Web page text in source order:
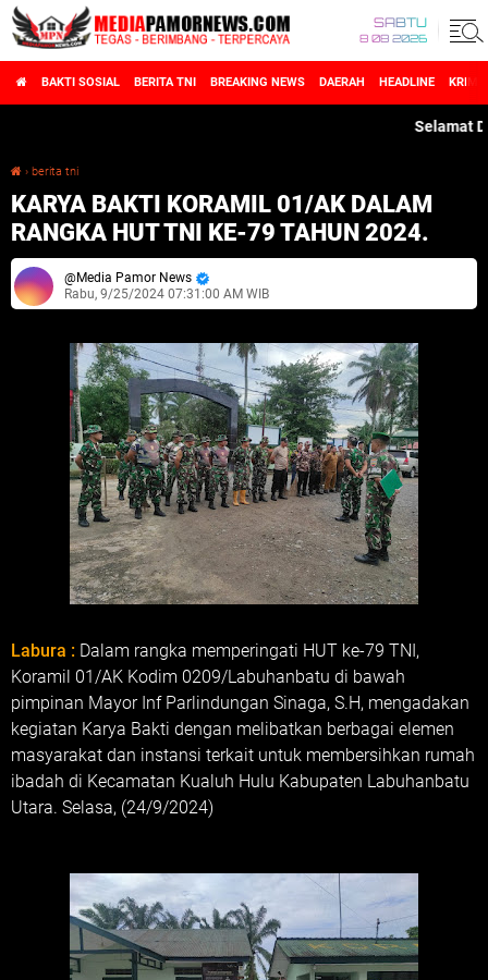
SABTU
8 08 2026
BAKTI SOSIAL BERITA TNI BREAKING NEWS DAERAH HEADLINE
Selamat
› berita tni
KARYA BAKTI KORAMIL 01/AK DALAM
RANGKA HUT TNI KE-79 TAHUN 2024.
Media Pamor News
Rabu, 9/25/2024 07:31:00 AM WIB
Labura : Dalam rangka memperingati HUT ke-79 TNI,
Koramil 01/AK Kodim 0209/Labuhanbatu di bawah
pimpinan Mayor Inf Parlindungan Sinaga, S.H, mengadakan
kegiatan Karya Bakti dengan melibatkan berbagai elemen
masyarakat dan instansi terkait untuk membersihkan rumah
ibadah di Kecamatan Kualuh Hulu Kabupaten Labuhanbatu
Utara. Selasa, (24/9/2024)